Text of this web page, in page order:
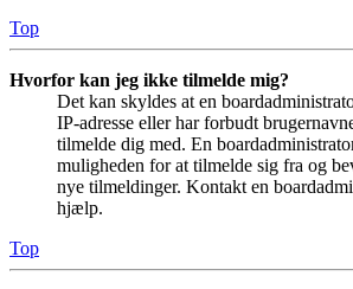
Top
Hvorfor kan jeg ikke tilmelde mig?
Det kan skyldes at en
IP-adresse eller har forbudt
tilmelde dig med. En
muligheden for at tilmelde sig fra og
nye tilmeldinger. Kontakt en
hjælp.
Top